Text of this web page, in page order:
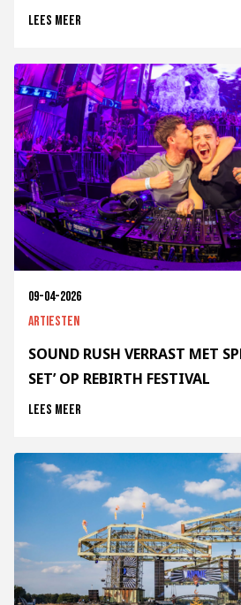
Lees meer
09-04-2026
Artiesten
SOUND RUSH VERRAST MET
SET’ OP REBIRTH FESTIVAL
Lees meer